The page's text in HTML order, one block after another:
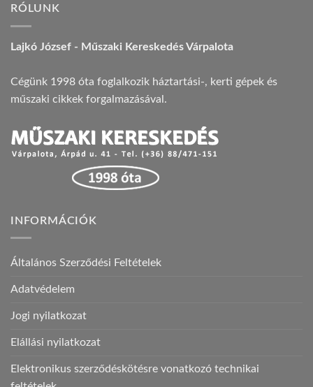
RÓLUNK
Lajkó József - Műszaki Kereskedés Várpalota
Cégünk 1998 óta foglalkozik háztartási-, kerti gépek és
műszaki cikkek forgalmazásával.
INFORMÁCIÓK
Általános Szerződési Feltételek
Adatvédelem
Jogi nyilatkozat
Elállási nyilatkozat
Elektronikus szerződéskötésre vonatkozó technikai